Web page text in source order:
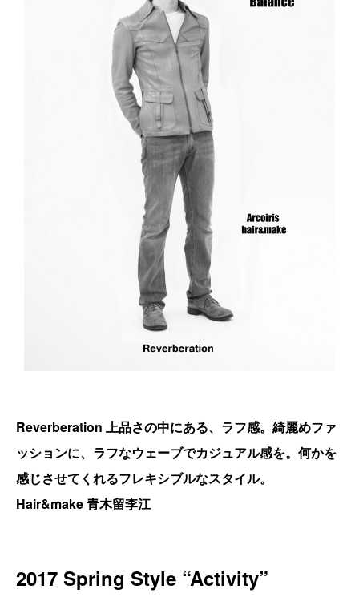
Reverberation 上品さの中にある、ラフ感。綺麗めファ
ッションに、ラフなウェーブでカジュアル感を。何かを
感じさせてくれるフレキシブルなスタイル。
Hair&make 青木留李江
2017 Spring Style “Activity”